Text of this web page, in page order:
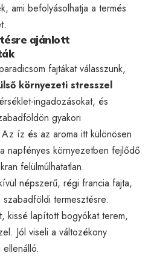
ami befolyásolhatja a termés
ajánlott
fajtákat válasszunk,
környezeti stresszel
ingadozásokat, és
gyakori
íz és az aroma itt különösen
napfényes környezetben fejlődő
felülmúlhatatlan.
népszerű, régi francia fajta,
szabadföldi termesztésre.
kissé lapított bogyókat terem,
Jól viseli a változékony